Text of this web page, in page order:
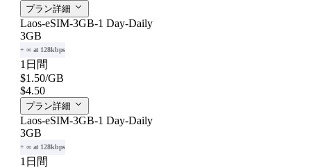
プラン詳細
Laos-eSIM-3GB-1 Day-Daily
3GB
+ ∞ at 128kbps
1日間
$1.50/GB
$4.50
プラン詳細
Laos-eSIM-3GB-1 Day-Daily
3GB
+ ∞ at 128kbps
1日間